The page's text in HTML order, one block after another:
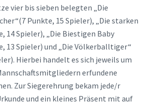
vier bis sieben belegten „Die
Punkte, 15 Spieler), „Die starken
14 Spieler), „Die Biestigen Baby
13 Spieler) und „Die Völkerballtiger“
Hierbei handelt es sich jeweils um
erfundene
Zur Siegerehrung bekam jede/r
und ein kleines Präsent mit auf